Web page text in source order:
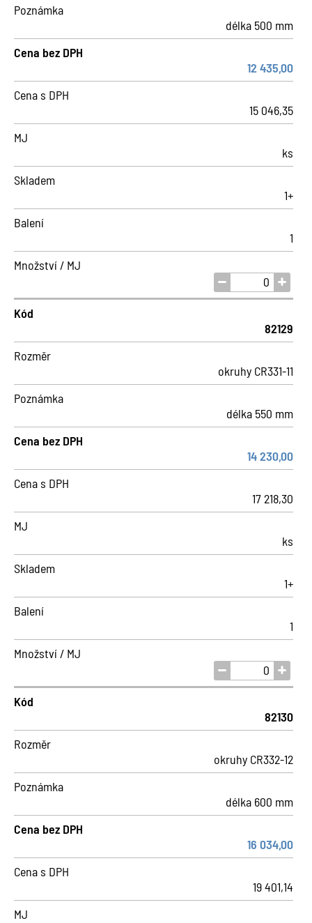
Poznámka
délka 500 mm
Cena bez DPH
12 435,00
Cena s DPH
15 046,35
MJ
ks
Skladem
1+
Balení
1
Množství / MJ
Kód
82129
Rozměr
okruhy CR331-11
Poznámka
délka 550 mm
Cena bez DPH
14 230,00
Cena s DPH
17 218,30
MJ
ks
Skladem
1+
Balení
1
Množství / MJ
Kód
82130
Rozměr
okruhy CR332-12
Poznámka
délka 600 mm
Cena bez DPH
16 034,00
Cena s DPH
19 401,14
MJ